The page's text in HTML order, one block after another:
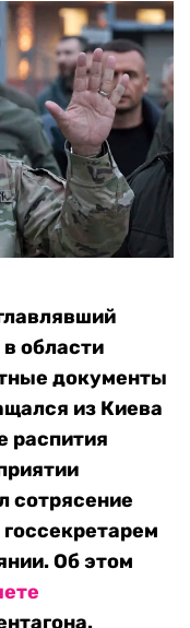
области
документы
из Киева
распития
сотрясение
Об этом